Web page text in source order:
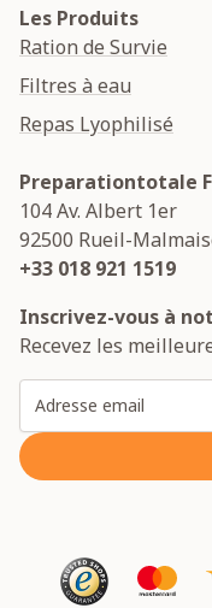
Les Produits
Ration de Survie
Filtres à eau
Repas Lyophilisé
Preparationtotale
104 Av. Albert 1er
92500 Rueil-
+33 018 921 1519
Inscrivez-vous à
Recevez les